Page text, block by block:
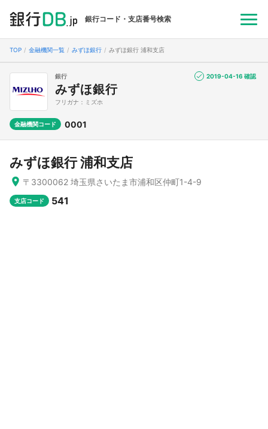
銀行コード・支店番号検索
TOP 金融機関一覧 みずほ銀行 みずほ銀行 浦和支店
銀行
みずほ銀行
フリガナ：ミズホ
金融機関コード 0001
2019-04-16 確認
みずほ銀行 浦和支店
〒3300062 埼玉県さいたま市浦和区仲町1-4-9
支店コード 541